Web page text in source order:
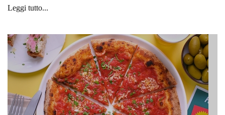
Leggi tutto...